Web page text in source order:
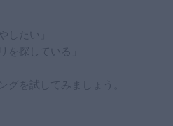
したい」
を探している」
グを試してみましょう。